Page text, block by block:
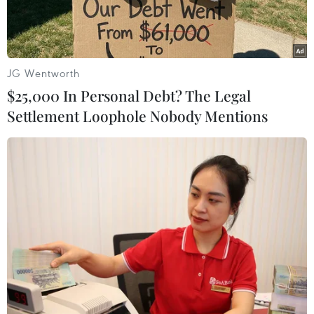
(Nguồn: ebene-magazine.com)
Ngày 20/2, Nga thông báo ghi nhận trường hợp
đầu tiên lây nhiễm virus cúm gia cầm H5N8 ở
người và đã thông báo điều này với Tổ chức Y tế
JG Wentworth
$25,000 In Personal Debt? The Legal
Settlement Loophole Nobody Mentions